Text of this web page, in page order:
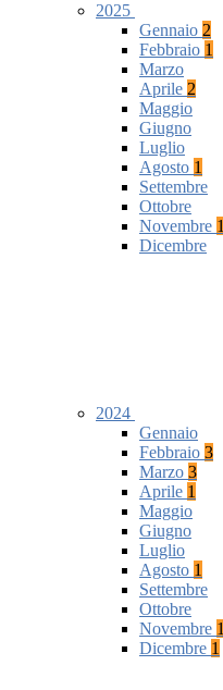
2025
Gennaio 2
Febbraio 1
Marzo
Aprile 2
Maggio
Giugno
Luglio
Agosto 1
Settembre
Ottobre
Novembre 1
Dicembre
2024
Gennaio
Febbraio 3
Marzo 3
Aprile 1
Maggio
Giugno
Luglio
Agosto 1
Settembre
Ottobre
Novembre 1
Dicembre 1